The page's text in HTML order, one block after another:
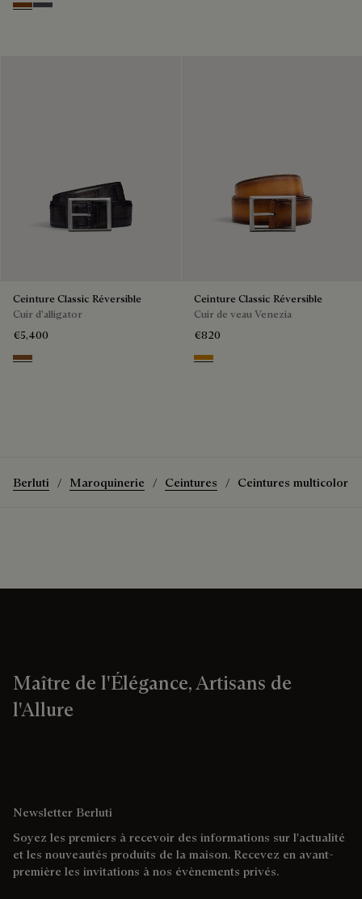
Nero Grigio & Mogano
Mogano & Nero Grigio
Ceinture Classic Réversible
Cuir d'alligator
€5,400
Cacao Intenso & Nero Grigio
Ceinture Classic Réversible
Cuir de veau Venezia
€820
Ice Gold & Nero Legno
Berluti Maroquinerie Ceintures Ceintures multicolores
Maître de l'Élégance, Artisans de
l'Allure
Newsletter Berluti
Soyez les premiers à recevoir des informations sur l'actualité
et les nouveautés produits de la maison. Recevez en avant-
première les invitations à nos évènements privés.